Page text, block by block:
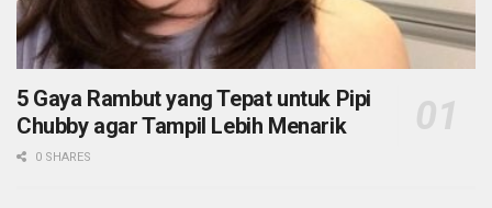
5 Gaya Rambut yang Tepat untuk Pipi
Chubby agar Tampil Lebih Menarik
0 SHARES